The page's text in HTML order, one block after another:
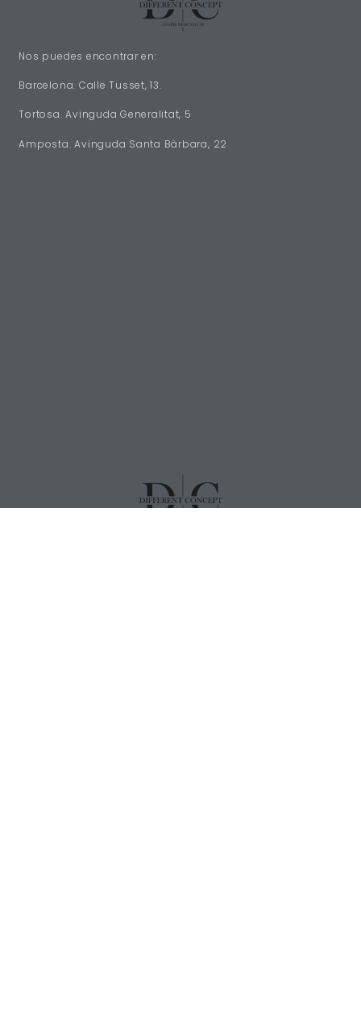
Nos puedes encontrar en:
Barcelona. Calle Tusset, 13.
Tortosa. Avinguda Generalitat, 5
Amposta. Avinguda Santa Bàrbara, 22